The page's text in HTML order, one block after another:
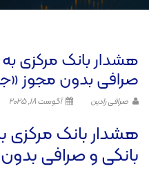
هشدار بانک مرکزی
صرافی بدون مجوز
صرافی رادین آگوست 18, 2025
هشدار بانک مرکزی
بانکی و صرافی